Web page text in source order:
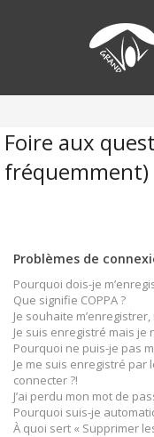
Foire aux
fréquemment)
Problèmes de
Pourquoi dois-je
Que signifie COPPA ?
Je souhaite
Je suis enregistré mais je
Pourquoi ne puis-je pas
Je me suis enregistré par
connecter ?!
J’ai perdu mon mot de
Pourquoi suis-je
À quoi sert « Supprimer